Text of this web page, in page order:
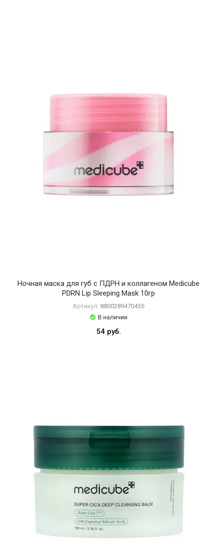
Ночная маска для губ с ПДРН и коллагеном Medicube
PDRN Lip Sleeping Mask 10гр
Артикул: 8800289470455
В наличии
54 руб.